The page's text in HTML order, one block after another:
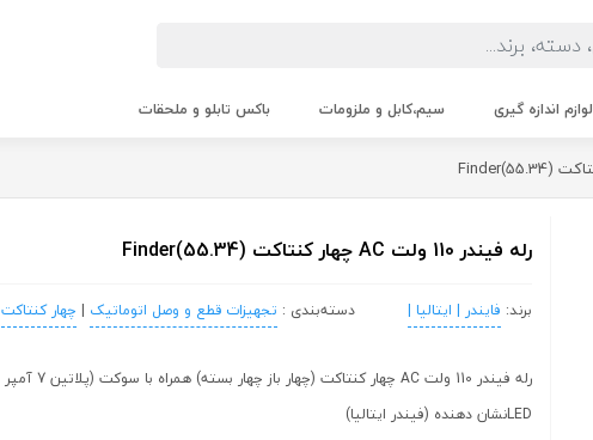
لوازم اندازه گیری سیم،کابل و ملزومات باکس تابلو و ملحقات
رله فیندر 110 ولت AC چهار کنتاکت (Finder(55.34
برند: فایندر | ایتالیا | دسته‌بندی : تجهیزات قطع و وصل اتوماتیک | چهار کنتاکت
LEDنشان دهنده (فیندر ایتالیا)